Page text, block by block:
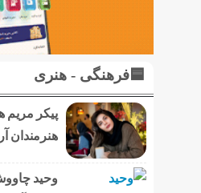
🟦فرهنگی - هنری
پیکر مریم
هنرمندان
وحید